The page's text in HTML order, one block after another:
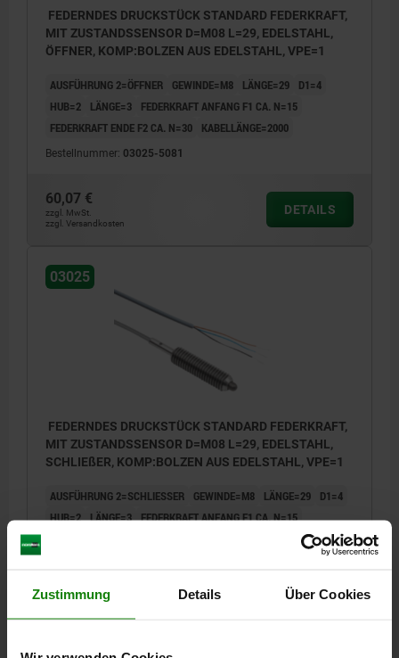
Zustimmung Details Über Cookies
FEDERNDES DRUCKSTÜCK STANDARD FEDERKRAFT,
MIT ZUSTANDSSENSOR D=M08 L=29, EDELSTAHL,
ÖFFNER, KOMP:BOLZEN AUS EDELSTAHL, VPE=1
AUSFÜHRUNG 2=ÖFFNER GEWINDE=M8 LÄNGE=29
D1=4
HUB=2
LÄNGE=3
FEDERKRAFT ANFANG F1 CA. N=15
FEDERKRAFT ENDE F2 CA. N=30
KABELLÄNGE=2000
Bestellnummer: 03025-5081
60,07 €
zzgl. MwSt.
zzgl. Versandkosten
DETAILS
03025
FEDERNDES DRUCKSTÜCK STANDARD FEDERKRAFT,
MIT ZUSTANDSSENSOR D=M08 L=29, EDELSTAHL,
SCHLIEßER, KOMP:BOLZEN AUS EDELSTAHL, VPE=1
AUSFÜHRUNG 2=SCHLIESSER GEWINDE=M8 LÄNGE=29
D1=4
HUB=2 LÄNGE=3 FEDERKRAFT ANFANG F1 CA. N=15